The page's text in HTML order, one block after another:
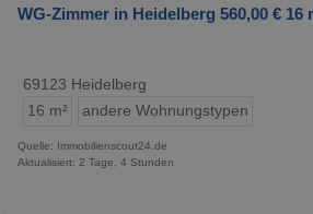
WG-Zimmer in Heidelberg 560,00 € 16
69123 Heidelberg
16 m²
andere Wohnungstypen
Quelle: Immobilienscout24.de
Aktualisiert: 2 Tage, 4 Stunden